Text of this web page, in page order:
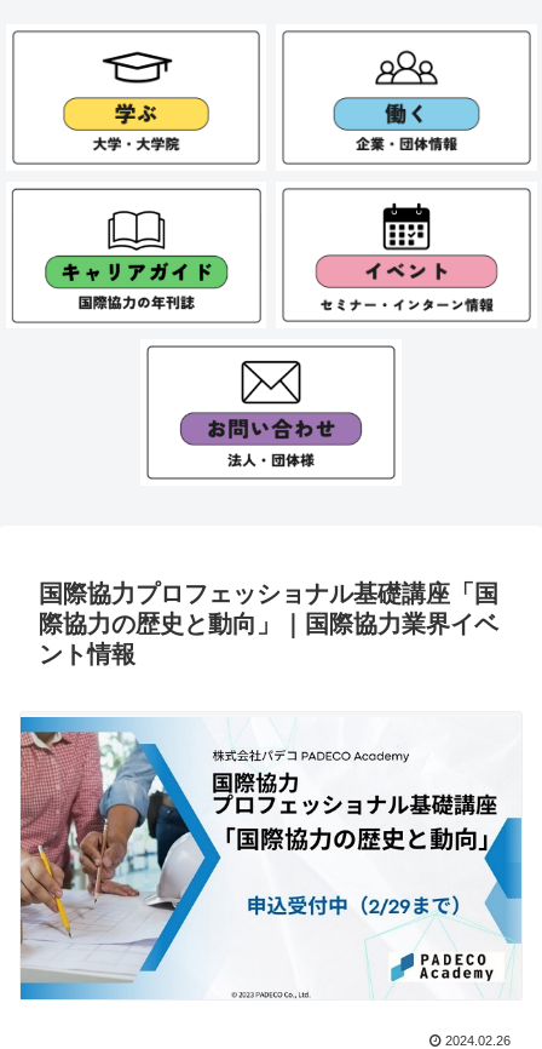
国際協力プロフェッショナル基礎講座「国
際協力の歴史と動向」｜国際協力業界イベ
ント情報
2024.02.26